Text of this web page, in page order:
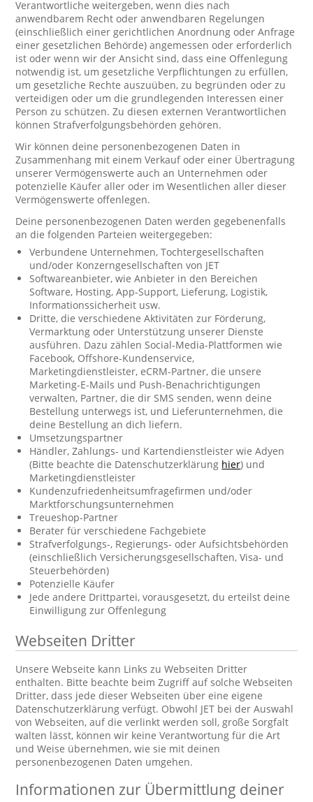
Verantwortliche weitergeben, wenn dies nach
anwendbarem Recht oder anwendbaren Regelungen
(einschließlich einer gerichtlichen Anordnung oder Anfrage
einer gesetzlichen Behörde) angemessen oder erforderlich
ist oder wenn wir der Ansicht sind, dass eine Offenlegung
notwendig ist, um gesetzliche Verpflichtungen zu erfüllen,
um gesetzliche Rechte auszuüben, zu begründen oder zu
verteidigen oder um die grundlegenden Interessen einer
Person zu schützen. Zu diesen externen Verantwortlichen
können Strafverfolgungsbehörden gehören.
Wir können deine personenbezogenen Daten in
Zusammenhang mit einem Verkauf oder einer Übertragung
unserer Vermögenswerte auch an Unternehmen oder
potenzielle Käufer aller oder im Wesentlichen aller dieser
Vermögenswerte offenlegen.
Deine personenbezogenen Daten werden gegebenenfalls
an die folgenden Parteien weitergegeben:
Verbundene Unternehmen, Tochtergesellschaften
und/oder Konzerngesellschaften von JET
Softwareanbieter, wie Anbieter in den Bereichen
Software, Hosting, App-Support, Lieferung, Logistik,
Informationssicherheit usw.
Dritte, die verschiedene Aktivitäten zur Förderung,
Vermarktung oder Unterstützung unserer Dienste
ausführen. Dazu zählen Social-Media-Plattformen wie
Facebook, Offshore-Kundenservice,
Marketingdienstleister, eCRM-Partner, die unsere
Marketing-E-Mails und Push-Benachrichtigungen
verwalten, Partner, die dir SMS senden, wenn deine
Bestellung unterwegs ist, und Lieferunternehmen, die
deine Bestellung an dich liefern.
Umsetzungspartner
Händler, Zahlungs- und Kartendienstleister wie Adyen
(Bitte beachte die Datenschutzerklärung hier) und
Marketingdienstleister
Kundenzufriedenheitsumfragefirmen und/oder
Marktforschungsunternehmen
Treueshop-Partner
Berater für verschiedene Fachgebiete
Strafverfolgungs-, Regierungs- oder Aufsichtsbehörden
(einschließlich Versicherungsgesellschaften, Visa- und
Steuerbehörden)
Potenzielle Käufer
Jede andere Drittpartei, vorausgesetzt, du erteilst deine
Einwilligung zur Offenlegung
Webseiten Dritter
Unsere Webseite kann Links zu Webseiten Dritter
enthalten. Bitte beachte beim Zugriff auf solche Webseiten
Dritter, dass jede dieser Webseiten über eine eigene
Datenschutzerklärung verfügt. Obwohl JET bei der Auswahl
von Webseiten, auf die verlinkt werden soll, große Sorgfalt
walten lässt, können wir keine Verantwortung für die Art
und Weise übernehmen, wie sie mit deinen
personenbezogenen Daten umgehen.
Informationen zur Übermittlung deiner